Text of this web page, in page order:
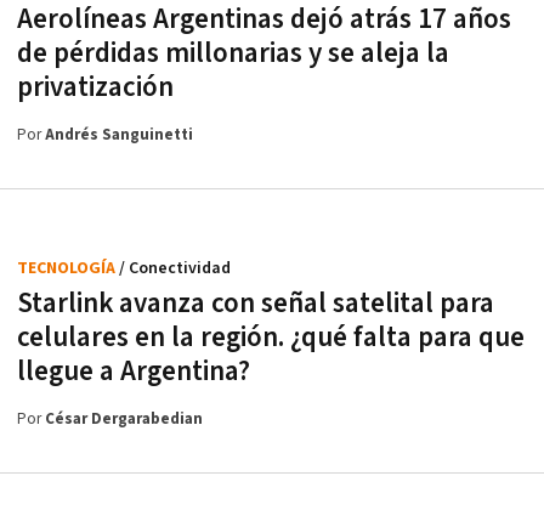
Aerolíneas Argentinas dejó atrás 17 años
de pérdidas millonarias y se aleja la
privatización
PorAndrés Sanguinetti
Starlink avanza con señal satelital para
celulares en la región. ¿qué falta para que
llegue a Argentina?
TECNOLOGÍA/ Conectividad
PorCésar Dergarabedian